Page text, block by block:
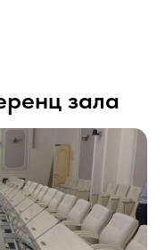
зала